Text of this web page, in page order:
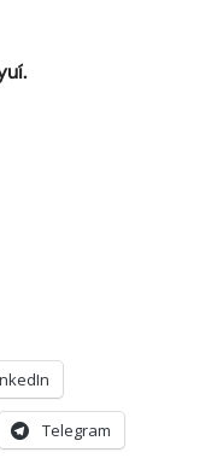
Telegram